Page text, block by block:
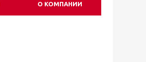
О КОМПАНИИ